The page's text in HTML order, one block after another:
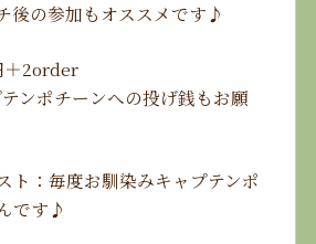
後の参加もオススメです♪
＋2order
ンポチーンへの投げ銭もお願
ト：毎度お馴染みキャプテンポ
です♪